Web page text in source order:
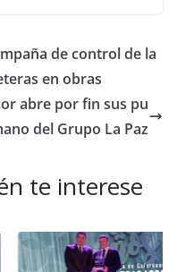
de control de la
en obras
abre por fin sus pu
del Grupo La Paz
te interese